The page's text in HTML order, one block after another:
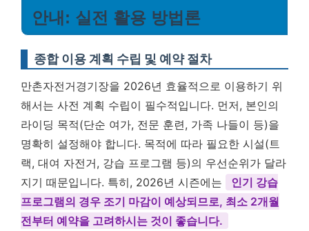
안내: 실전 활용 방법론
종합 이용 계획 수립 및 예약 절차
만촌자전거경기장을 2026년 효율적으로 이용하기 위
해서는 사전 계획 수립이 필수적입니다. 먼저, 본인의
라이딩 목적(단순 여가, 전문 훈련, 가족 나들이 등)을
명확히 설정해야 합니다. 목적에 따라 필요한 시설(트
랙, 대여 자전거, 강습 프로그램 등)의 우선순위가 달라
지기 때문입니다. 특히, 2026년 시즌에는
인기 강습
프로그램의 경우 조기 마감이 예상되므로, 최소 2개월
전부터 예약을 고려하시는 것이 좋습니다.